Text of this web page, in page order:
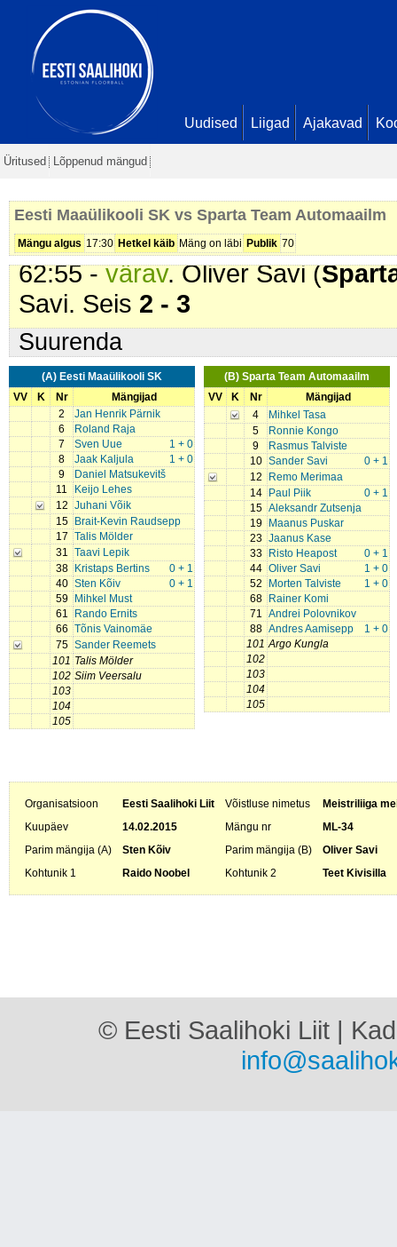
Uudised Liigad Ajakavad
Üritused Lõppenud mängud
Eesti Maaülikooli SK vs Sparta Team Automaailm
Mängu algus 17:30 Hetkel käib Mäng on läbi Publik 70
22:37 -
karistus (208 - Jõuline
Raudsepp (Eesti Maaülikooli
49:01 -värav
Risto Heapost. Seis 2 - 2
56:27 -karistus (209 -
56:27 -karistus (209 -
SK). 2 min
62:55 -värav. Oliver Savi (
Savi. Seis 2 - 3
Suurenda
(A) Eesti Maaülikooli SK
VV
K Nr
Mängijad
2
Jan Henrik Pärnik
6
Roland Raja
7
1 + 0
Sven Uue
8
1 + 0
Jaak Kaljula
9
Daniel Matsukevitš
11
Keijo Lehes
12 Juhani Võik
15
Brait-Kevin Raudsepp
17 Talis Mölder
31 Taavi Lepik
38
0 + 1
Kristaps Bertins
40
0 + 1
Sten Kõiv
59
Mihkel Must
61
Rando Ernits
66 Tõnis Vainomäe
75 Sander Reemets
101 Talis Mölder
102 Siim Veersalu
103
104
105
(B) Sparta Team Automaailm
VV
K Nr
Mängijad
4
Mihkel Tasa
5
Ronnie Kongo
9
Rasmus Talviste
10
0 + 1
Sander Savi
12
Remo Merimaa
14
0 + 1
Paul Piik
15 Aleksandr Zutsenja
19
Maanus Puskar
23 Jaanus Kase
33
0 + 1
Risto Heapost
44
1 + 0
Oliver Savi
52
1 + 0
Morten Talviste
68
Rainer Komi
71 Andrei Polovnikov
88
1 + 0
Andres Aamisepp
101 Argo Kungla
102
103
104
105
Organisatsioon Eesti Saalihoki Liit Võistluse nimetus
Meistriliiga
Kuupäev
14.02.2015 Mängu nr
ML-34
Parim mängija (A)
Sten Kõiv Parim mängija (B)
Oliver Savi
Kohtunik 1
Raido Noobel Kohtunik 2 Teet Kivisilla
© Eesti Saalihoki Liit |